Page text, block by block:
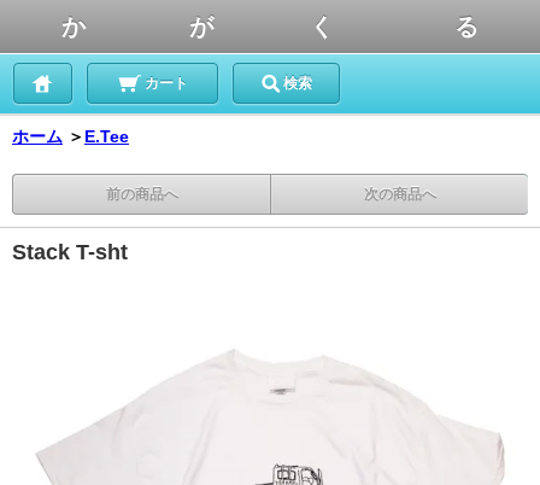
か が く る
カート 検索
ホーム ＞ E.Tee
前の商品へ 次の商品へ
Stack T-sht